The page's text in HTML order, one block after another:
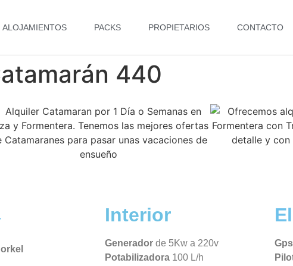
ALOJAMIENTOS PACKS PROPIETARIOS CONTACTO
440
Interior
Generador de 5Kw a 220v
Potabilizadora 100 L/h